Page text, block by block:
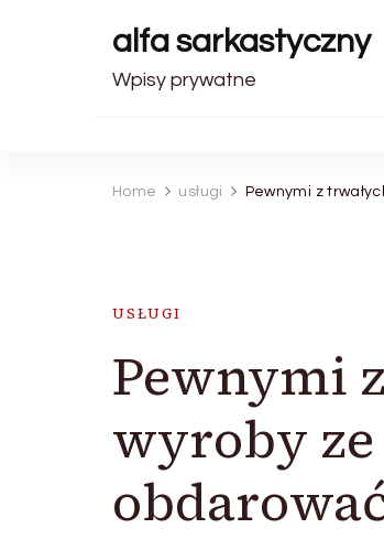
alfa sarkastyczny
Wpisy prywatne
Home usługi Pewnymi z
USŁUGI
Pewnymi
wyroby